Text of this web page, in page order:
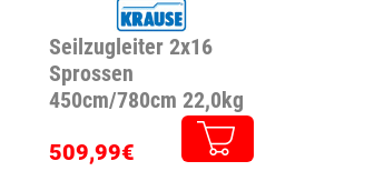
Seilzugleiter 2x16
Sprossen
450cm/780cm 22,0kg
509,99€